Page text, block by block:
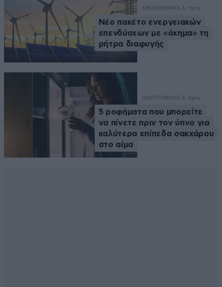
ΟΙΚΟΝΟΜΙΑ6 λ. πριν
Νέο πακέτο ενεργειακών
επενδύσεων με «όχημα» τη
ρήτρα διαφυγής
ΔΙΑΤΡΟΦΗ 10 λ. πριν
5 ροφήματα που μπορείτε
να πίνετε πριν τον ύπνο για
καλύτερα επίπεδα σακχάρου
στο αίμα